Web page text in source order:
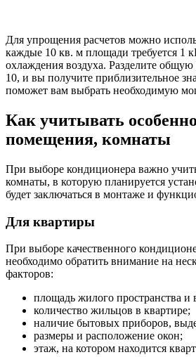
Для упрощения расчетов можно
каждые 10 кв. м площади требуется 1
охлаждения воздуха. Разделите
10, и вы получите приблизительное
поможет вам выбрать необходимую
Как учитывать
помещения, комнаты
При выборе кондиционера важно
комнаты, в которую планируется
будет заключаться в монтаже и
Для квартиры
При выборе качественного
необходимо обратить внимание на
факторов:
площадь жилого пространства и
количество жильцов в квартире;
наличие бытовых приборов,
размеры и расположение окон;
этаж, на котором находится